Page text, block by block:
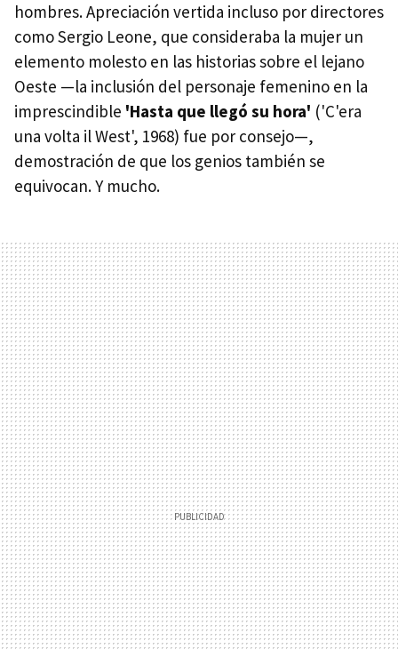
hombres. Apreciación vertida incluso por directores
como Sergio Leone, que consideraba la mujer un
elemento molesto en las historias sobre el lejano
Oeste —la inclusión del personaje femenino en la
imprescindible 'Hasta que llegó su hora' ('C'era
una volta il West', 1968) fue por consejo—,
demostración de que los genios también se
equivocan. Y mucho.